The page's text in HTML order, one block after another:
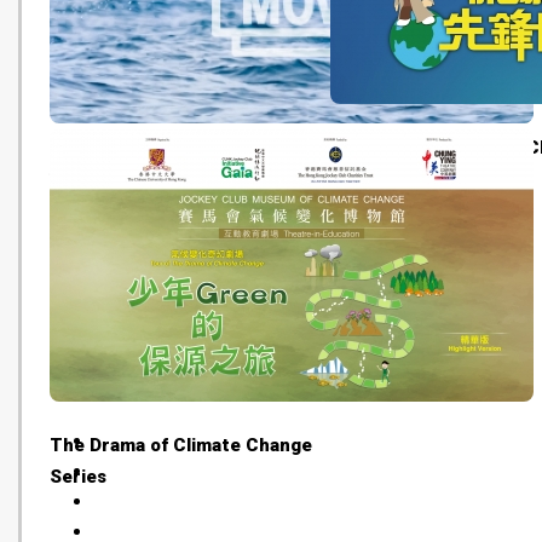
綠年甲班 中學組 季軍 綠色微電影
節2015：綠色微電影比賽
The Drama of Climate
Series
The Drama of Climate Change
Series